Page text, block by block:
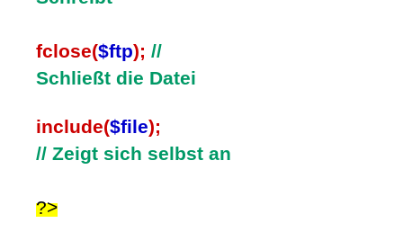
fclose($ftp); //
Schließt die Datei
include($file);
// Zeigt sich selbst an
?>